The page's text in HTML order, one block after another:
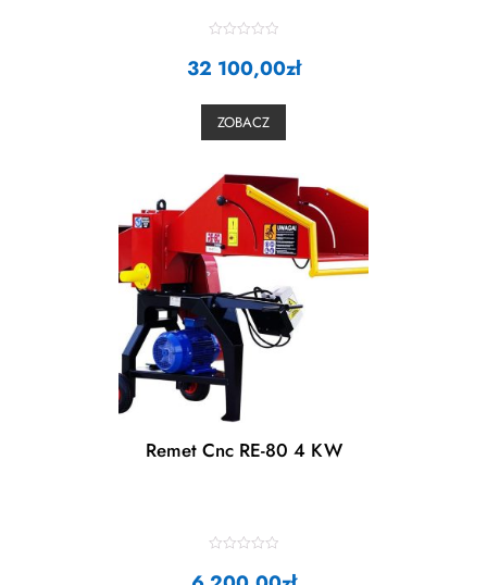
a
t
u
5
32 100,00zł
ZOBACZ
Remet Cnc RE-80 4 KW
a